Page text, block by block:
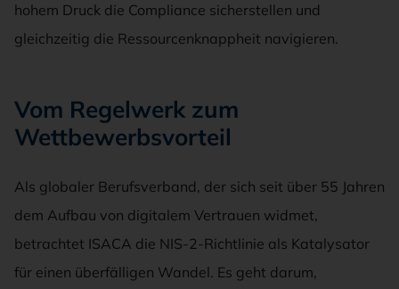
hohem Druck die Compliance sicherstellen und
gleichzeitig die Ressourcenknappheit navigieren.
Vom Regelwerk zum
Wettbewerbsvorteil
Als globaler Berufsverband, der sich seit über 55 Jahren
dem Aufbau von digitalem Vertrauen widmet,
betrachtet ISACA die NIS-2-Richtlinie als Katalysator
für einen überfälligen Wandel. Es geht darum,